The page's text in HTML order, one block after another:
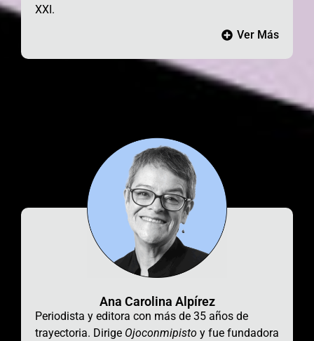
XXI.
Ver Más
Ana Carolina Alpírez
Periodista y editora con más de 35 años de
trayectoria. Dirige Ojoconmipisto y fue fundadora